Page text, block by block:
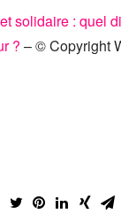
solidaire : quel
? – © Copyright